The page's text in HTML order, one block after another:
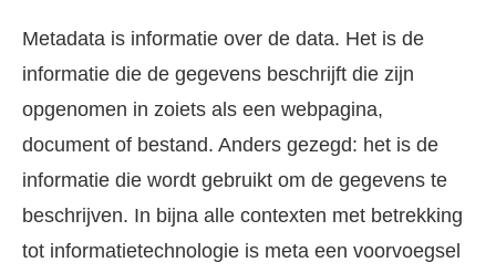
Metadata is informatie over de data. Het is de
informatie die de gegevens beschrijft die zijn
opgenomen in zoiets als een webpagina,
document of bestand. Anders gezegd: het is de
informatie die wordt gebruikt om de gegevens te
beschrijven. In bijna alle contexten met betrekking
tot informatietechnologie is meta een voorvoegsel